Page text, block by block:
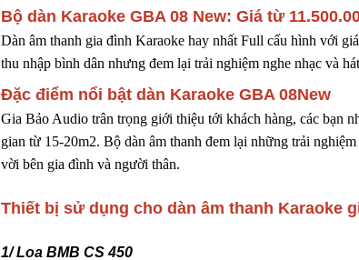
Bộ dàn Karaoke GBA 08 New: Giá từ
Dàn âm thanh gia đình Karaoke hay nhất Full cấu hình với
thu nhập bình dân nhưng đem lại trải nghiệm nghe nhạc và
Đặc điểm nổi bật dàn Karaoke GBA 08New
Gia Bảo Audio trân trọng giới thiệu tới khách hàng, các bạn
gian từ 15-20m2. Bộ dàn âm thanh đem lại những trải
vời bên gia đình và người thân.
Thiết bị sử dụng cho dàn âm thanh Karaoke
1/ Loa BMB CS 450